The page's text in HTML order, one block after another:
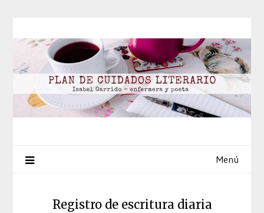
contenido
Menú
Registro de escritura diaria